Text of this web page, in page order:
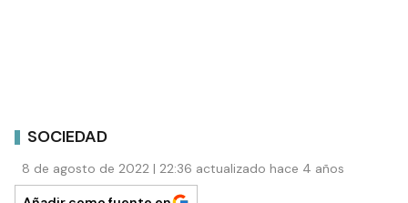
SOCIEDAD
8 de agosto de 2022 | 22:36 actualizado hace 4 años